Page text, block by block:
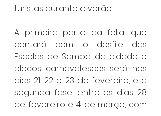
turistas durante o verão.
A primeira parte da folia, que
contará com o desfile das
Escolas de Samba da cidade e
blocos carnavalescos será nos
dias 21, 22 e 23 de fevereiro, e a
segunda fase, entre os dias 28
de fevereiro e 4 de março, com